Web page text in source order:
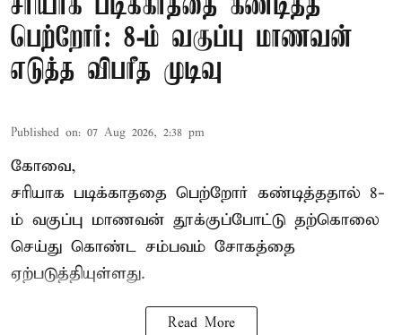
சரியாக படிக்காததை கண்டித்த
பெற்றோர்: 8-ம் வகுப்பு மாணவன்
எடுத்த விபரீத முடிவு
Published on: 07 Aug 2026, 2:38 pm
கோவை,
சரியாக படிக்காததை பெற்றோர் கண்டித்ததால் 8-
ம் வகுப்பு மாணவன் தூக்குப்போட்டு தற்கொலை
செய்து கொண்ட சம்பவம் சோகத்தை
ஏற்படுத்தியுள்ளது.
Read More